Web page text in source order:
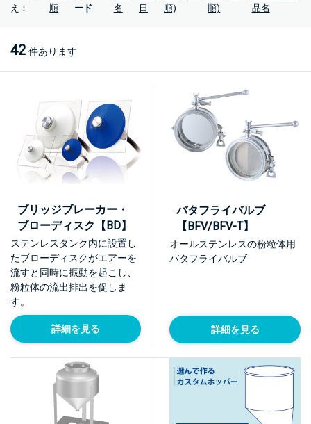
え：
順
ード
名
日
順)
順)
品名
42 件あります
ブリッジブレーカー・
ブローディスク【BD】
ステンレスタンク内に設置し
たブローディスクがエアーを
流すと同時に振動を起こし、
粉粒体の流出排出を促しま
す。
詳細を見る
バタフライバルブ
【BFV/BFV-T】
オールステンレスの粉粒体用
バタフライバルブ
詳細を見る